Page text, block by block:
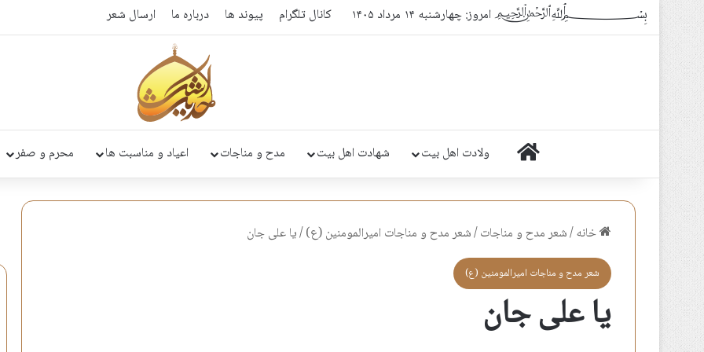
﷽ امروز: چهارشنبه ۱۴ مرداد ۱۴۰۵ کانال تلگرام پیوند ها درباره ما ارسال شعر
خانه ولادت اهل بیت شهادت اهل بیت مدح و مناجات اعیاد و مناسبت ها محرم و صفر
خانه/شعر مدح و مناجات/شعر مدح و مناجات اميرالمومنين (ع)/یا علی جان
شعر مدح و مناجات اميرالمومنين (ع)
یا علی جان